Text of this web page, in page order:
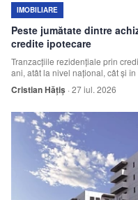
IMOBILIARE
Peste jumătate dintre
credite ipotecare
Tranzacțiile rezidențiale prin
Cristian Hățiș · 27 iul. 2026